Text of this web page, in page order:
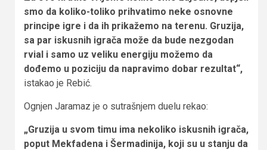
smo da koliko-toliko prihvatimo neke osnovne
principe igre i da ih prikažemo na terenu. Gruzija,
sa par iskusnih igrača može da bude nezgodan
rvial i samo uz veliku energiju možemo da
dođemo u poziciju da napravimo dobar rezultat“,
istakao je Rebić.
Ognjen Jaramaz je o sutrašnjem duelu rekao:
„Gruzija u svom timu ima nekoliko iskusnih igrača,
poput Mekfadena i Šermadinija, koji su u stanju da